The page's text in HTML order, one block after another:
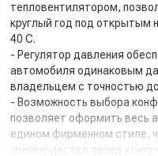
тепловентилятором,
круглый год под открытым
40 С.
- Регулятор давления
автомобиля одинаковым
владельцем с точностью
- Возможность выбора
позволяет оформить весь
едином фирменном стиле,
преимущество перед